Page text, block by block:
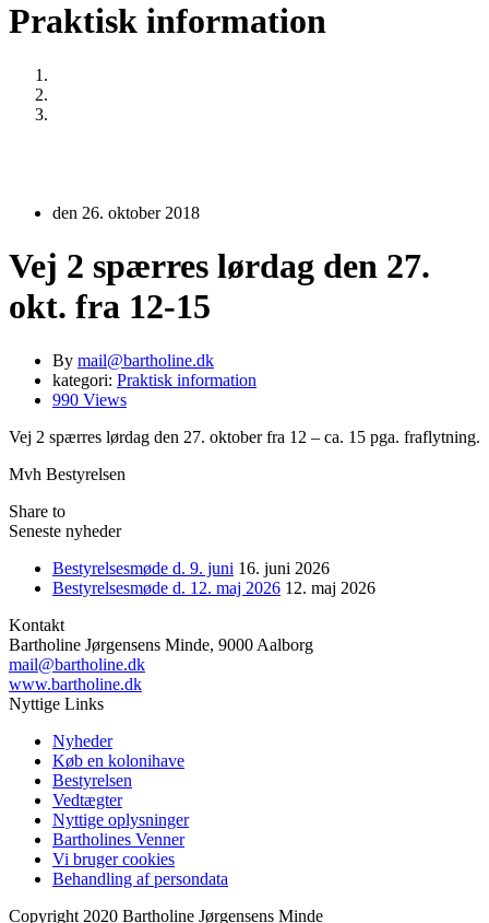
Praktisk information
den 26. oktober 2018
Vej 2 spærres lørdag den 27.
okt. fra 12-15
By mail@bartholine.dk
kategori: Praktisk information
990 Views
Vej 2 spærres lørdag den 27. oktober fra 12 – ca. 15 pga. fraflytning.
Mvh Bestyrelsen
Share to
Seneste nyheder
Bestyrelsesmøde d. 9. juni 16. juni 2026
Bestyrelsesmøde d. 12. maj 2026 12. maj 2026
Kontakt
Bartholine Jørgensens Minde, 9000 Aalborg
mail@bartholine.dk
www.bartholine.dk
Nyttige Links
Nyheder
Køb en kolonihave
Bestyrelsen
Vedtægter
Nyttige oplysninger
Bartholines Venner
Vi bruger cookies
Behandling af persondata
Copyright 2020 Bartholine Jørgensens Minde